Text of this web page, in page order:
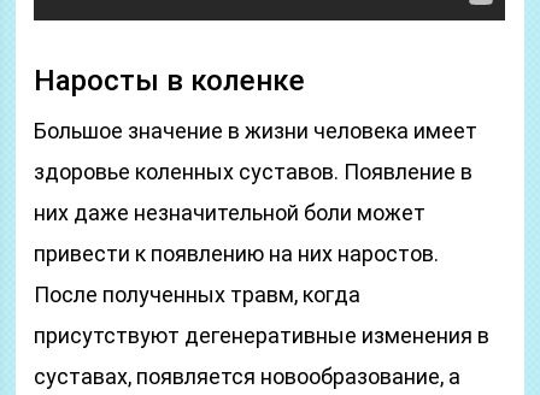
Наросты в коленке
Большое значение в жизни человека имеет
здоровье коленных суставов. Появление в
них даже незначительной боли может
привести к появлению на них наростов.
После полученных травм, когда
присутствуют дегенеративные изменения в
суставах, появляется новообразование, а